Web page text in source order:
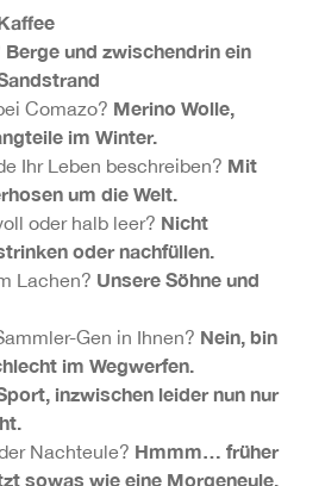
Berge und zwischendrin ein
Comazo? Merino Wolle,
im Winter.
Ihr Leben beschreiben? Mit
um die Welt.
oder halb leer? Nicht
oder nachfüllen.
Lachen? Unsere Söhne und
Gen in Ihnen? Nein, bin
im Wegwerfen.
inzwischen leider nun nur
Nachteule? Hmmm… früher
sowas wie eine Morgeneule.